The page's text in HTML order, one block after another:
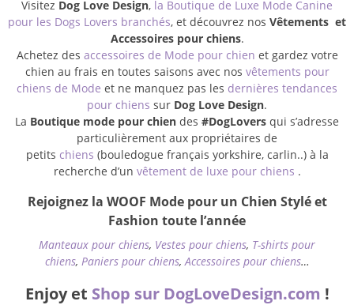
Visitez Dog Love Design, la Boutique de Luxe Mode Canine
pour les Dogs Lovers branchés, et découvrez nos Vêtements et
Accessoires pour chiens.
Achetez des accessoires de Mode pour chien et gardez votre
chien au frais en toutes saisons avec nos vêtements pour
chiens de Mode et ne manquez pas les dernières tendances
pour chiens sur Dog Love Design.
La Boutique mode pour chien des #DogLovers qui s’adresse
particulièrement aux propriétaires de
petits chiens (bouledogue français yorkshire, carlin..) à la
recherche d’un vêtement de luxe pour chiens .
Rejoignez la WOOF Mode pour un Chien Stylé et
Fashion toute l’année
Manteaux pour chiens, Vestes pour chiens, T-shirts pour
chiens, Paniers pour chiens, Accessoires pour chiens…
Enjoy et Shop sur DogLoveDesign.com !